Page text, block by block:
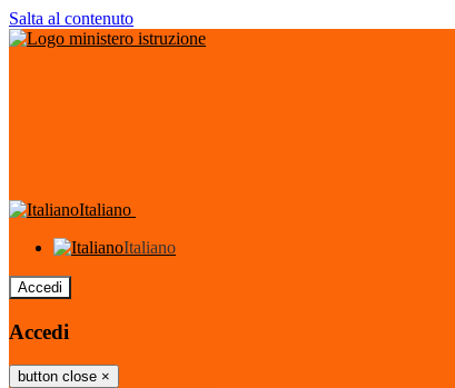
Salta al contenuto
Italiano
Italiano
Accedi
Accedi
button close ×